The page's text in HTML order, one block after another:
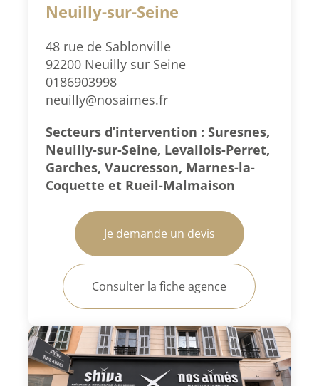
Neuilly-sur-Seine
48 rue de Sablonville
92200 Neuilly sur Seine
0186903998
neuilly@nosaimes.fr
Secteurs d’intervention : Suresnes,
Neuilly-sur-Seine, Levallois-Perret,
Garches, Vaucresson, Marnes-la-
Coquette et Rueil-Malmaison
Je demande un devis
Consulter la fiche agence